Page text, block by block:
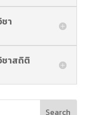
า
าสถิติ